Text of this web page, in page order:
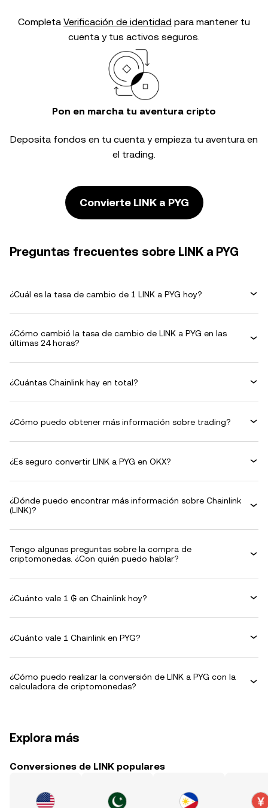
Completa Verificación de identidad para mantener tu
cuenta y tus activos seguros.
Pon en marcha tu aventura cripto
Deposita fondos en tu cuenta y empieza tu aventura en
el trading.
Convierte LINK a PYG
Preguntas frecuentes sobre LINK a PYG
¿Cuál es la tasa de cambio de 1 LINK a PYG hoy?
¿Cómo cambió la tasa de cambio de LINK a PYG en las
últimas 24 horas?
¿Cuántas Chainlink hay en total?
¿Cómo puedo obtener más información sobre trading?
¿Es seguro convertir LINK a PYG en OKX?
¿Dónde puedo encontrar más información sobre Chainlink
(LINK)?
Tengo algunas preguntas sobre la compra de
criptomonedas. ¿Con quién puedo hablar?
¿Cuánto vale 1 ₲ en Chainlink hoy?
¿Cuánto vale 1 Chainlink en PYG?
¿Cómo puedo realizar la conversión de LINK a PYG con la
calculadora de criptomonedas?
Explora más
Conversiones de LINK populares